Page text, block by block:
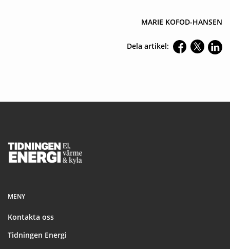
MARIE KOFOD-HANSEN
Dela artikel:
Footer
MENY
Kontakta oss
Tidningen Energi